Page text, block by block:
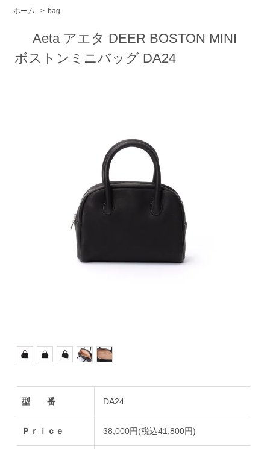
ホーム
> bag
Aeta アエタ DEER BOSTON MINI
ボストンミニバッグ DA24
型 番 DA24
Ｐｒｉｃｅ 38,000円(税込41,800円)